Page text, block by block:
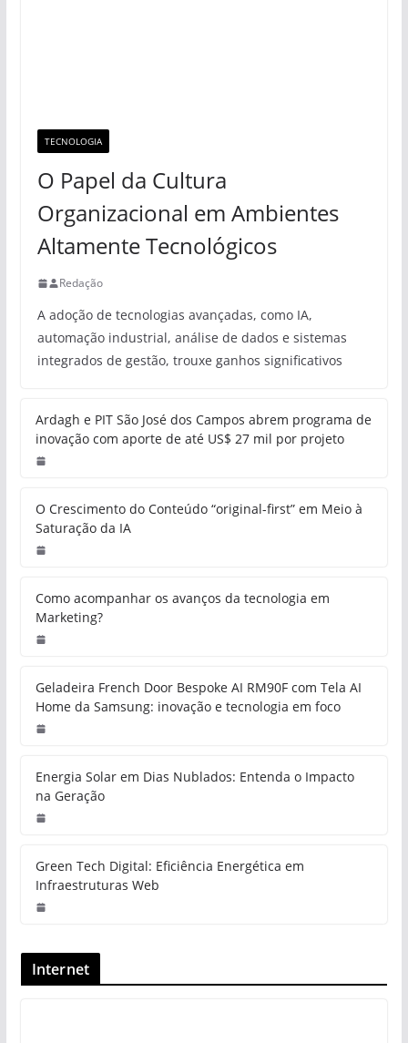
TECNOLOGIA
O Papel da Cultura
Organizacional em Ambientes
Altamente Tecnológicos
Redação
A adoção de tecnologias avançadas, como IA,
automação industrial, análise de dados e sistemas
integrados de gestão, trouxe ganhos significativos
Ardagh e PIT São José dos Campos abrem programa de
inovação com aporte de até US$ 27 mil por projeto
O Crescimento do Conteúdo “original-first” em Meio à
Saturação da IA
Como acompanhar os avanços da tecnologia em
Marketing?
Geladeira French Door Bespoke AI RM90F com Tela AI
Home da Samsung: inovação e tecnologia em foco
Energia Solar em Dias Nublados: Entenda o Impacto
na Geração
Green Tech Digital: Eficiência Energética em
Infraestruturas Web
Internet